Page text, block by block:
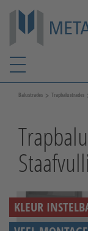
Balustrades > Trapbalustrades
KLEUR